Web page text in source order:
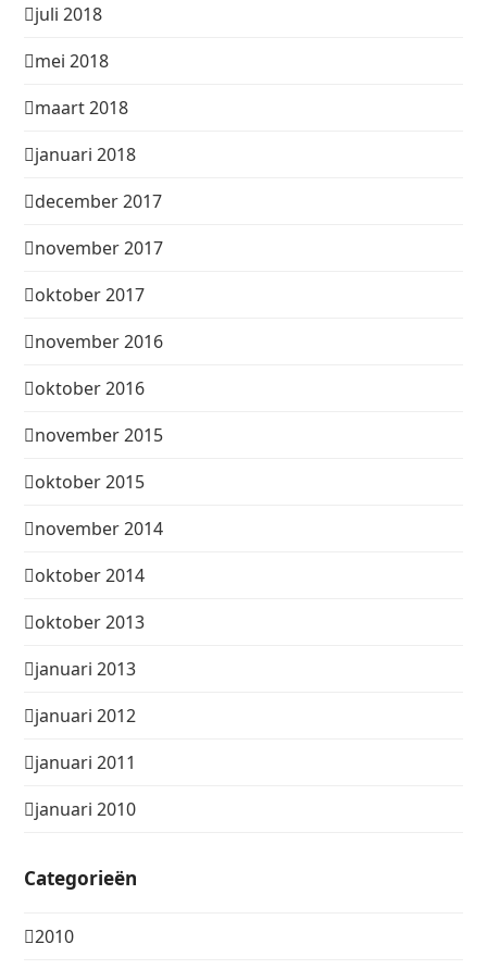
juli 2018
mei 2018
maart 2018
januari 2018
december 2017
november 2017
oktober 2017
november 2016
oktober 2016
november 2015
oktober 2015
november 2014
oktober 2014
oktober 2013
januari 2013
januari 2012
januari 2011
januari 2010
Categorieën
2010